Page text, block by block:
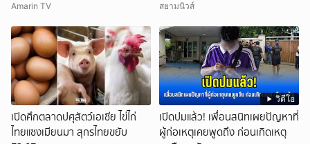
Amarin TV สยามนิวส์
เปิดศึกตลาดปศุสัตว์เอเชีย ไข่ไก่
ไทยแซงเมียนมา สุกรไทยขยับ
วิดีโอ
เปิดปมแล้ว! เพื่อนสนิทเผยปัญหาที่
ผู้ก่อเหตุเคยพูดถึง ก่อนเกิดเหตุ